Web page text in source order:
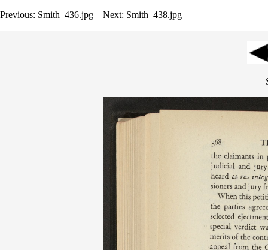
Previous: Smith_436.jpg – Next: Smith_438.jpg